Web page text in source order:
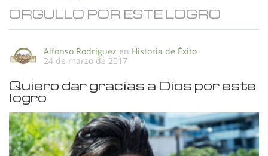
ORGULLO POR ESTE LOGRO
Alfonso Rodriguez en Historia de Éxito
24 de marzo de 2017
Quiero dar gracias a Dios por este
logro